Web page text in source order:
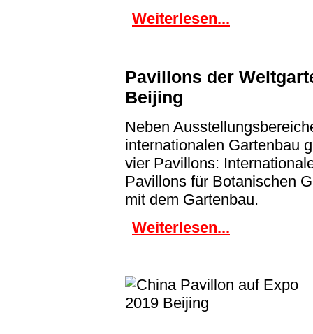
Weiterlesen...
Pavillons der
Beijing
Neben
internationalen Gartenbau
vier Pavillons:
Pavillons für Botanischen
mit dem Gartenbau.
Weiterlesen...